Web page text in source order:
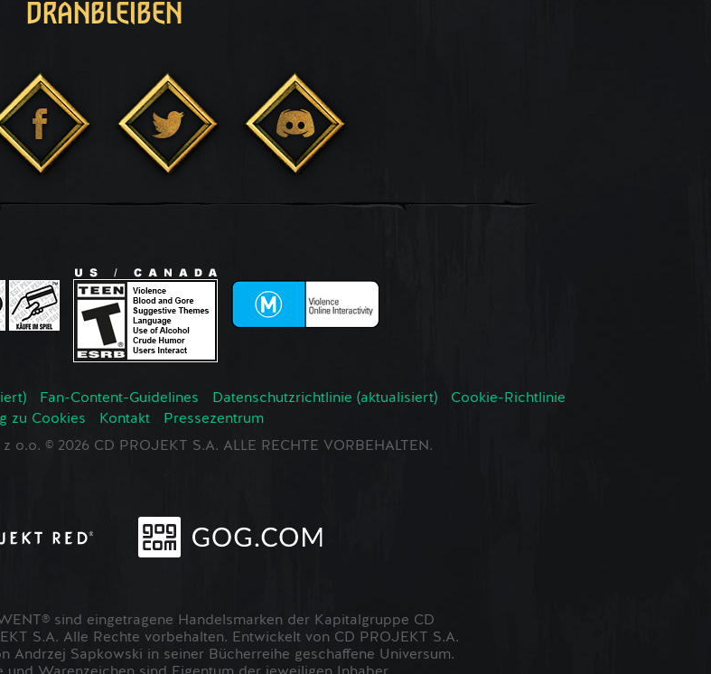
DRANBLEIBEN
Fan-Content-Guidelines Datenschutzrichtlinie (aktualisiert)
Cookie-Richtlinie
zu Cookies
Kontakt
Pressezentrum
o.o. © 2026 CD PROJEKT S.A. ALLE RECHTE VORBEHALTEN.
sind eingetragene Handelsmarken der Kapitalgruppe CD
S.A. Alle Rechte vorbehalten. Entwickelt von CD PROJEKT S.A.
Andrzej Sapkowski in seiner Bücherreihe geschaffene Universum.